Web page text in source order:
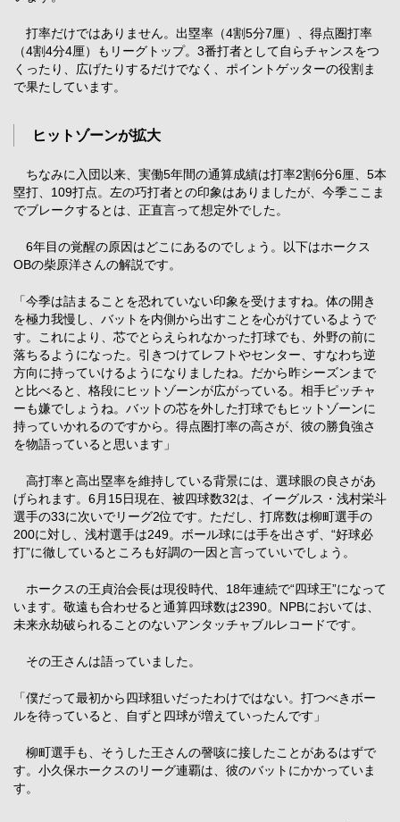
打率だけではありません。出塁率（4割5分7厘）、得点圏打率
（4割4分4厘）もリーグトップ。3番打者として自らチャンスをつ
くったり、広げたりするだけでなく、ポイントゲッターの役割ま
で果たしています。
ヒットゾーンが拡大
ちなみに入団以来、実働5年間の通算成績は打率2割6分6厘、5本
塁打、109打点。左の巧打者との印象はありましたが、今季ここま
でブレークするとは、正直言って想定外でした。
6年目の覚醒の原因はどこにあるのでしょう。以下はホークス
OBの柴原洋さんの解説です。
「今季は詰まることを恐れていない印象を受けますね。体の開き
を極力我慢し、バットを内側から出すことを心がけているようで
す。これにより、芯でとらえられなかった打球でも、外野の前に
落ちるようになった。引きつけてレフトやセンター、すなわち逆
方向に持っていけるようになりましたね。だから昨シーズンまで
と比べると、格段にヒットゾーンが広がっている。相手ピッチャ
ーも嫌でしょうね。バットの芯を外した打球でもヒットゾーンに
持っていかれるのですから。得点圏打率の高さが、彼の勝負強さ
を物語っていると思います」
高打率と高出塁率を維持している背景には、選球眼の良さがあ
げられます。6月15日現在、被四球数32は、イーグルス・浅村栄斗
選手の33に次いでリーグ2位です。ただし、打席数は柳町選手の
200に対し、浅村選手は249。ボール球には手を出さず、“好球必
打”に徹しているところも好調の一因と言っていいでしょう。
ホークスの王貞治会長は現役時代、18年連続で“四球王”になって
います。敬遠も合わせると通算四球数は2390。NPBにおいては、
未来永劫破られることのないアンタッチャブルレコードです。
その王さんは語っていました。
「僕だって最初から四球狙いだったわけではない。打つべきボー
ルを待っていると、自ずと四球が増えていったんです」
柳町選手も、そうした王さんの謦咳に接したことがあるはずで
す。小久保ホークスのリーグ連覇は、彼のバットにかかっていま
す。